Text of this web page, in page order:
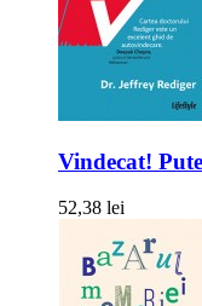
Vindecat!
52,38 lei